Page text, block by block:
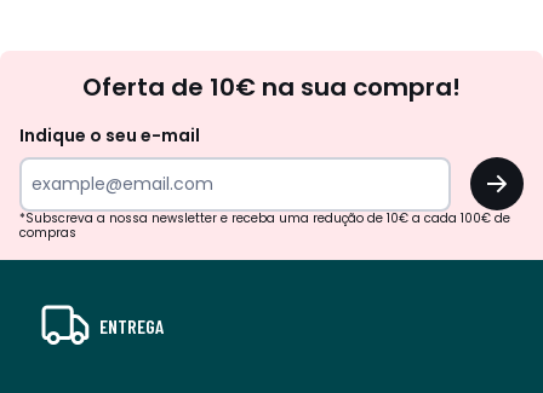
Oferta de 10€ na sua compra!
Indique o seu e-mail
OK
*Subscreva a nossa newsletter e receba uma redução de 10€ a cada 100€ de
compras
ENTREGA